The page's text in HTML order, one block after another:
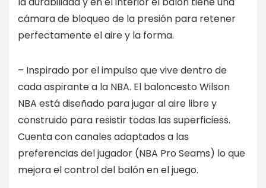
cámara de bloqueo de la presión para retener
perfectamente el aire y la forma.
– Inspirado por el impulso que vive dentro de
cada aspirante a la NBA. El baloncesto Wilson
NBA está diseñado para jugar al aire libre y
construido para resistir todas las superficiess.
Cuenta con canales adaptados a las
preferencias del jugador (NBA Pro Seams) lo que
mejora el control del balón en el juego.